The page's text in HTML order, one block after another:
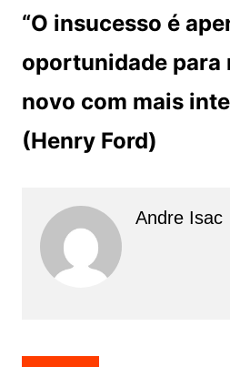
“O insucesso é
oportunidade para
novo com mais
(Henry Ford)
Andre Isac